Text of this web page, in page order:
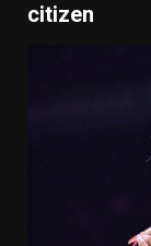
citizen